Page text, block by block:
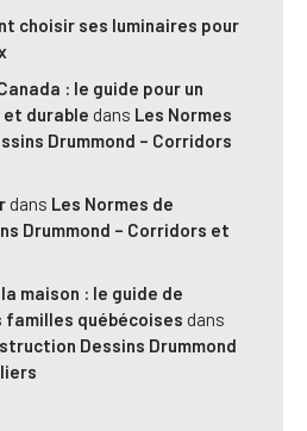
choisir ses luminaires pour
: le guide pour un
durable dans Les Normes
Drummond – Corridors
dans Les Normes de
Drummond – Corridors et
maison : le guide de
familles québécoises dans
Dessins Drummond